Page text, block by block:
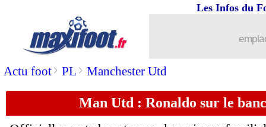
Actu foot> PL > Manchester Utd
Les Infos du
Man Utd : Ronaldo sur le
: le plan d'Ancelotti pour
03/08 OM: le point mercato de Longoria
03/08 OM: Tudor et les joueurs, les mots